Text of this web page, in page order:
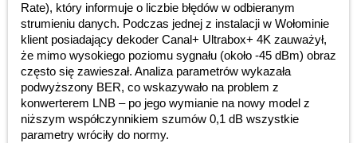
Rate), który informuje o liczbie błędów w odbieranym
strumieniu danych. Podczas jednej z instalacji w Wołominie
klient posiadający dekoder Canal+ Ultrabox+ 4K zauważył,
że mimo wysokiego poziomu sygnału (około -45 dBm) obraz
często się zawieszał. Analiza parametrów wykazała
podwyższony BER, co wskazywało na problem z
konwerterem LNB – po jego wymianie na nowy model z
niższym współczynnikiem szumów 0,1 dB wszystkie
parametry wróciły do normy.